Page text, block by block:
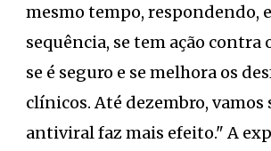
mesmo tempo, respondendo,
sequência, se tem ação contra
se é seguro e se melhora os
clínicos. Até dezembro, vamos
antiviral faz mais efeito." A